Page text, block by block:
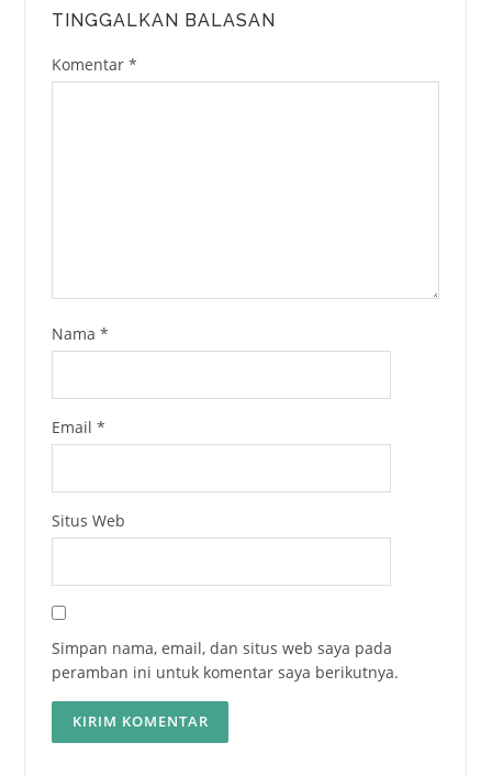
komentar
TINGGALKAN BALASAN
Komentar *
Nama *
Email *
Situs Web
Simpan nama, email, dan situs web saya pada
peramban ini untuk komentar saya berikutnya.